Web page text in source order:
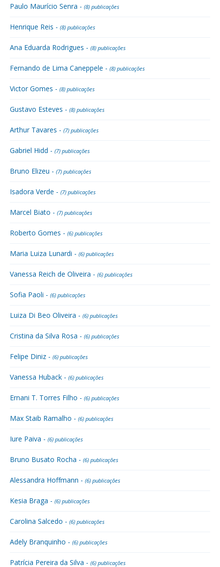
Paulo Maurício Senra - (8) publicações
Henrique Reis - (8) publicações
Ana Eduarda Rodrigues - (8) publicações
Fernando de Lima Caneppele - (8) publicações
Victor Gomes - (8) publicações
Gustavo Esteves - (8) publicações
Arthur Tavares - (7) publicações
Gabriel Hidd - (7) publicações
Bruno Elizeu - (7) publicações
Isadora Verde - (7) publicações
Marcel Biato - (7) publicações
Roberto Gomes - (6) publicações
Maria Luiza Lunardi - (6) publicações
Vanessa Reich de Oliveira - (6) publicações
Sofia Paoli - (6) publicações
Luiza Di Beo Oliveira - (6) publicações
Cristina da Silva Rosa - (6) publicações
Felipe Diniz - (6) publicações
Vanessa Huback - (6) publicações
Ernani T. Torres Filho - (6) publicações
Max Staib Ramalho - (6) publicações
Iure Paiva - (6) publicações
Bruno Busato Rocha - (6) publicações
Alessandra Hoffmann - (6) publicações
Kesia Braga - (6) publicações
Carolina Salcedo - (6) publicações
Adely Branquinho - (6) publicações
Patrícia Pereira da Silva - (6) publicações